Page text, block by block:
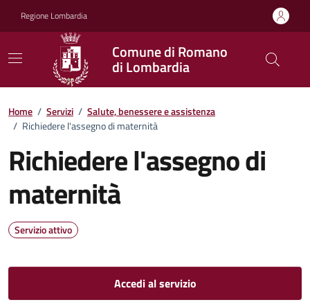
Regione Lombardia
Comune di Romano
di Lombardia
Home / Servizi / Salute, benessere e assistenza
/ Richiedere l'assegno di maternità
Richiedere l'assegno di
maternità
Servizio attivo
Accedi al servizio